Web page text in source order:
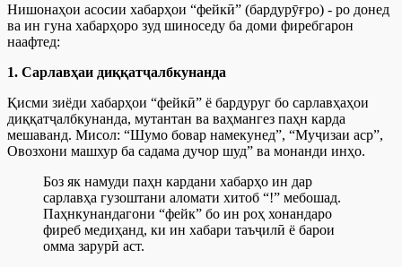
Нишонаҳои асосии хабарҳои “фейкӣ” (бардурӯғро) - ро донед
ва ин гуна хабарҳоро зуд шиноседу ба доми фиребгарон
наафтед:
1. Сарлавҳаи диққатҷалбкунанда
Қисми зиёди хабарҳои “фейкӣ” ё бардуруг бо сарлавҳаҳои
диққатҷалбкунанда, мутантан ва ваҳмангез паҳн карда
мешаванд. Мисол: “Шумо бовар намекунед”, “Муҷизаи аср”,
Овозхони машхур ба садама дучор шуд” ва монанди инҳо.
Боз як намуди паҳн кардани хабарҳо ин дар
сарлавҳа гузоштани аломати хитоб “!” мебошад.
Паҳнкунандагони “фейк” бо ин роҳ хонандаро
фиреб медиҳанд, ки ин хабари таъҷилӣ ё барои
омма зарурӣ аст.